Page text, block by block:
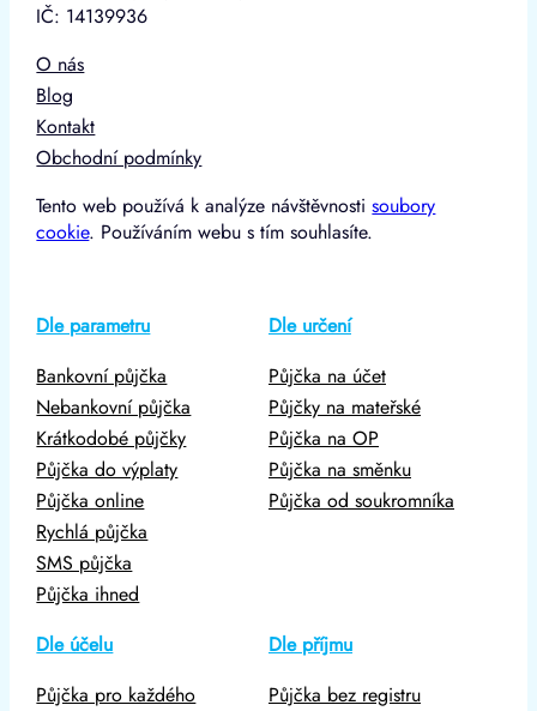
IČ: 14139936
O nás
Blog
Kontakt
Obchodní podmínky
Tento web používá k analýze návštěvnostisoubory
cookie. Používáním webu s tím souhlasíte.
Dle parametru
Bankovní půjčka
Nebankovní půjčka
Krátkodobé půjčky
Půjčka do výplaty
Půjčka online
Rychlá půjčka
SMS půjčka
Půjčka ihned
Dle určení
Půjčka na účet
Půjčky na mateřské
Půjčka na OP
Půjčka na směnku
Půjčka od soukromníka
Dle účelu
Půjčka pro každého
Dle příjmu
Půjčka bez registru